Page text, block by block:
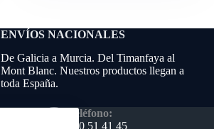
ENVÍOS NACIONALES
De Galicia a Murcia. Del Timanfaya al
Mont Blanc. Nuestros productos llegan a
toda España.
Teléfono:
640 51 41 45